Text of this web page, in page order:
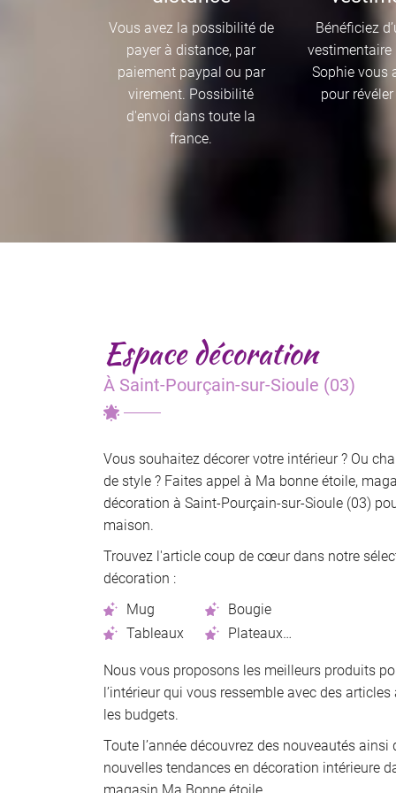
Vous avez la possibilité de
payer à distance, par
paiement paypal ou par
virement. Possibilité
d'envoi dans toute la
france.
Bénéficiez
vestimentaire
Sophie vous
pour
Espace décoration
À Saint-Pourçain-sur-Sioule (03)
Vous souhaitez décorer votre intérieur ? Ou
de style ? Faites appel à Ma bonne étoile,
décoration à Saint-Pourçain-sur-Sioule (03)
maison.
Trouvez l'article coup de cœur dans notre
décoration :
Mug
Bougie
Tableaux
Plateaux…
Nous vous proposons les meilleurs produits
l’intérieur qui vous ressemble avec des
les budgets.
Toute l’année découvrez des nouveautés ainsi
nouvelles tendances en décoration intérieure